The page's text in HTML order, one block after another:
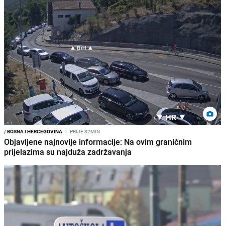
/BOSNA I HERCEGOVINA I PRIJE 32MIN
Objavljene najnovije informacije: Na ovim graničnim
prijelazima su najduža zadržavanja